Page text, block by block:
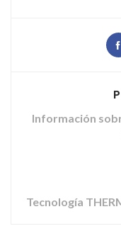
Información
Tecnología